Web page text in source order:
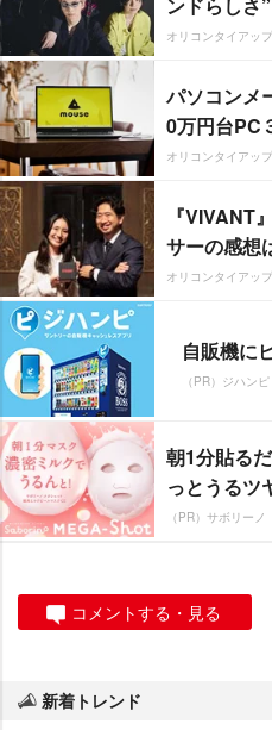
オリコンタイアッ
パソコンメ
0万円台PC
オリコンタイアッ
『VIVANT
サーの感想
オリコンタイアッ
自販機に
（PR）ジハンピ
朝1分貼る
っとうるツ
（PR）サボリーノ
コメントする・見る
新着トレンド